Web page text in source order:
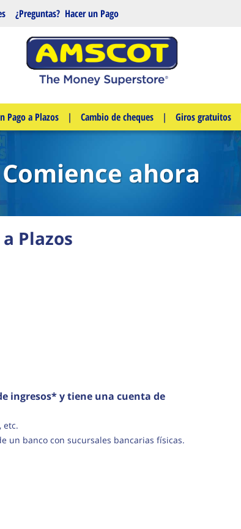
¿Preguntas? Hacer un Pago
Pago a Plazos | Cambio de cheques | Giros gratuitos
Comience ahora
Plazos
ingresos* y tiene una cuenta de
etc.
un banco con sucursales bancarias físicas.